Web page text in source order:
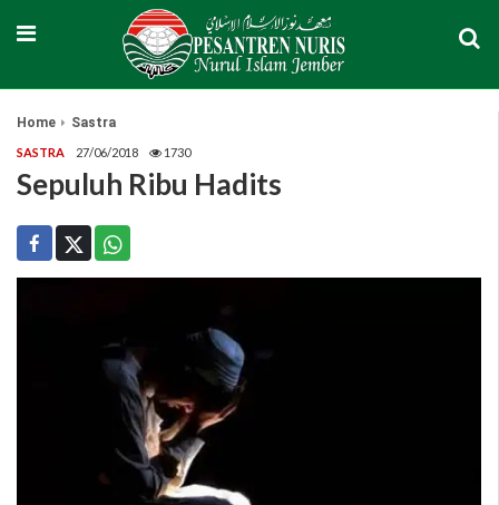
Home Sastra
SASTRA 27/06/2018 1730
Sepuluh Ribu Hadits